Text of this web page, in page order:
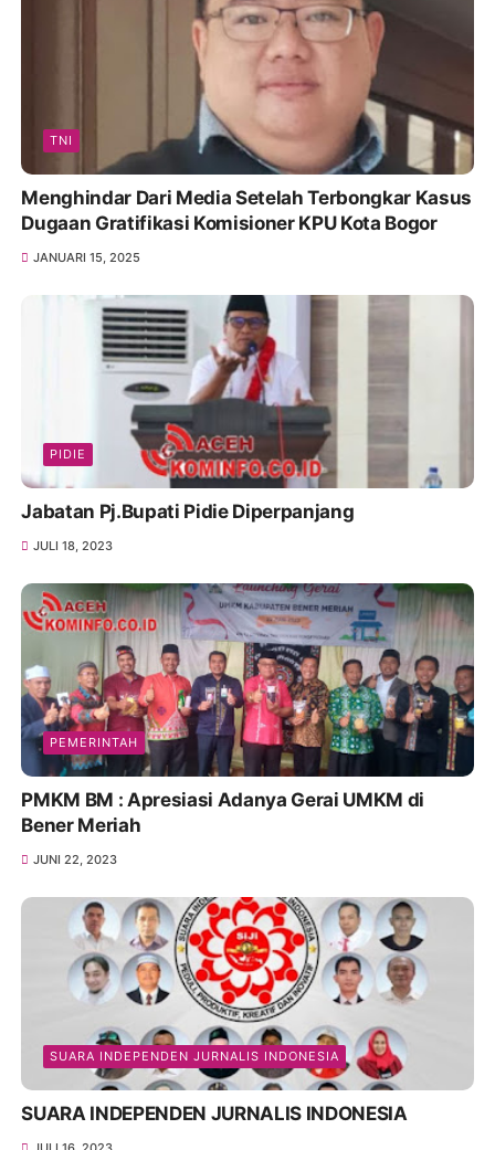
TNI
Menghindar Dari Media Setelah Terbongkar Kasus
Dugaan Gratifikasi Komisioner KPU Kota Bogor
JANUARI 15, 2025
PIDIE
Jabatan Pj.Bupati Pidie Diperpanjang
JULI 18, 2023
PEMERINTAH
PMKM BM : Apresiasi Adanya Gerai UMKM di
Bener Meriah
JUNI 22, 2023
SUARA INDEPENDEN JURNALIS INDONESIA
SUARA INDEPENDEN JURNALIS INDONESIA